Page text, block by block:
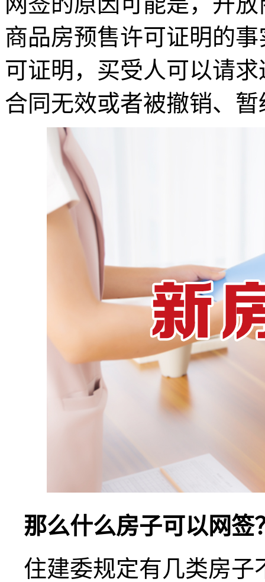
商品房预售许可证明的
可证明，买受人可以请
合同无效或者被撤销、
那么什么房子可以网
住建委规定有几类房子